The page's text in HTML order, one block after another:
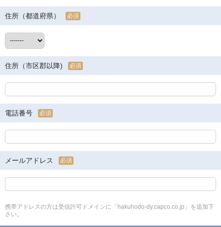
住所（都道府県） 必須
住所（市区郡以降) 必須
電話番号 必須
メールアドレス 必須
携帯アドレスの方は受信許可ドメインに「hakuhodo-dy.capco.co.jp」を追加下
さい。